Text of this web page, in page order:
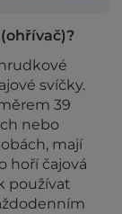
svíčky.
39
nebo
mají
hoří čajová
používat